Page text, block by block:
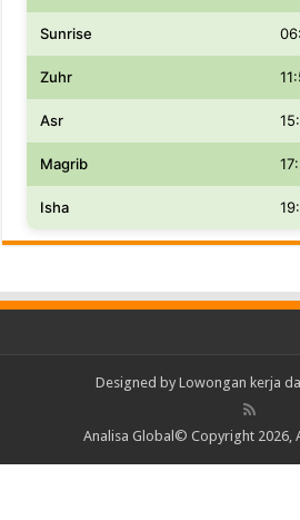
Sunrise
Zuhr
Asr
Magrib
Isha
Designed by Lowongan kerja
Analisa Global© Copyright 2026,